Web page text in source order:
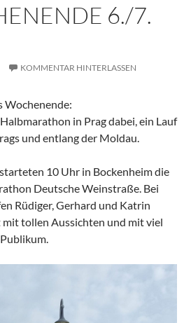
6./7.
KOMMENTAR HINTERLASSEN
Wochenende:
in Prag dabei, ein Lauf
und entlang der Moldau.
10 Uhr in Bockenheim die
Deutsche Weinstraße. Bei
Rüdiger, Gerhard und Katrin
tollen Aussichten und mit viel